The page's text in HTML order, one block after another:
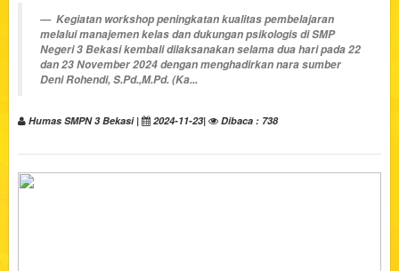
Kegiatan workshop peningkatan kualitas pembelajaran
melalui manajemen kelas dan dukungan psikologis di SMP
Negeri 3 Bekasi kembali dilaksanakan selama dua hari pada 22
dan 23 November 2024 dengan menghadirkan nara sumber
Deni Rohendi, S.Pd.,M.Pd. (Ka...
Humas SMPN 3 Bekasi | 2024-11-23| Dibaca : 738